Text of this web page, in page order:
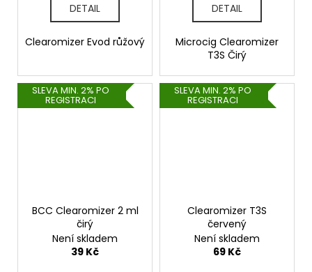
DETAIL
Clearomizer Evod růžový
DETAIL
Microcig Clearomizer
T3S Čirý
SLEVA MIN. 2% PO
REGISTRACI
BCC Clearomizer 2 ml
čirý
Není skladem
39 Kč
SLEVA MIN. 2% PO
REGISTRACI
Clearomizer T3S
červený
Není skladem
69 Kč